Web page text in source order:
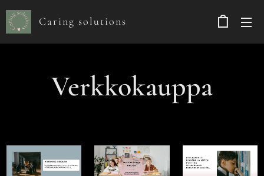
Caring solutions
Verkkokauppa